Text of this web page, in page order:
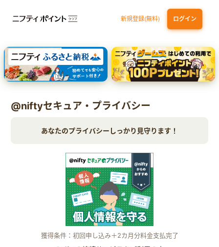
新規登録(無料) ログイン
三井住友カード ゴールド（NL）（家族カード発行） dカード GOLD
【実質初月無料】DMM | Disney+(ディズニープラス) セットプラン
SBI証券 確定拠出年金（iDeCo）
@niftyセキュア・プライバシー
あなたのプライバシーしっかり見守ります！
獲得条件：初回申し込み＋2カ月分料金支払完了